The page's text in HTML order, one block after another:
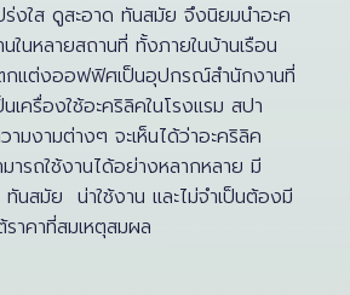
ใส ดูสะอาด ทันสมัย จึงนิยมนำอะค
ในหลายสถานที่ ทั้งภายในบ้านเรือน
กแต่งออฟฟิศเป็นอุปกรณ์สำนักงานที่
เครื่องใช้อะคริลิคในโรงแรม สปา
มงามต่างๆ จะเห็นได้ว่าอะคริลิค
ารถใช้งานได้อย่างหลากหลาย มี
นสมัย น่าใช้งาน และไม่จำเป็นต้องมี
าคาที่สมเหตุสมผล